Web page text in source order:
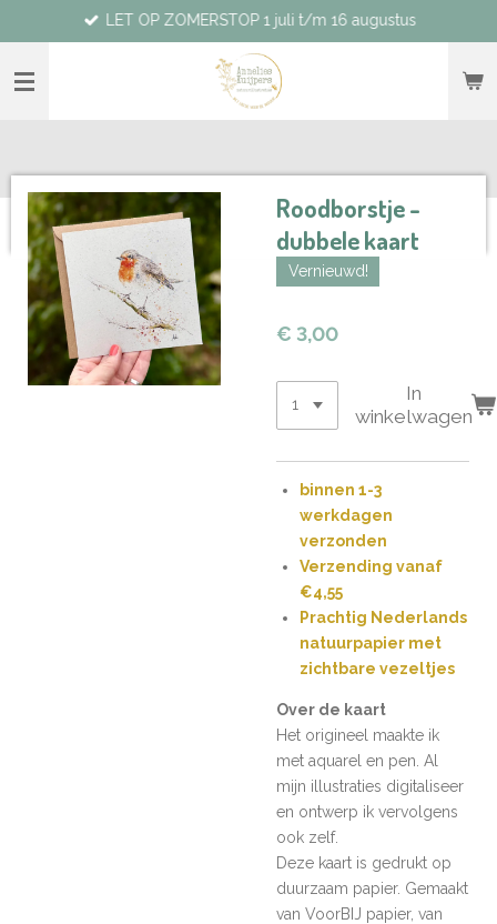
direct
naar
hoofdinhoud
LET OP ZOMERSTOP 1 juli t/m 16 augustus
Roodborstje -
dubbele kaart
Vernieuwd!
€ 3,00
In
winkelwagen
binnen 1-3
werkdagen
verzonden
Verzending vanaf
€4,55
Prachtig Nederlands
natuurpapier met
zichtbare vezeltjes
Over de kaart
Het origineel maakte ik
met aquarel en pen. Al
mijn illustraties digitaliseer
en ontwerp ik vervolgens
ook zelf.
Deze kaart is gedrukt op
duurzaam papier. Gemaakt
van VoorBIJ papier, van